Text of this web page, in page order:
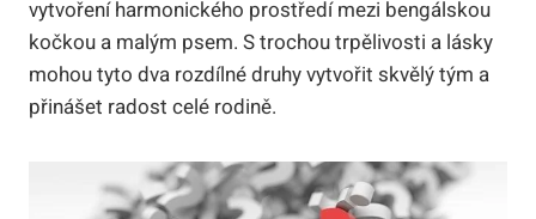
vytvoření harmonického prostředí mezi bengálskou
kočkou a malým psem. S trochou trpělivosti a lásky
mohou tyto dva rozdílné druhy vytvořit skvělý tým a
přinášet radost celé rodině.